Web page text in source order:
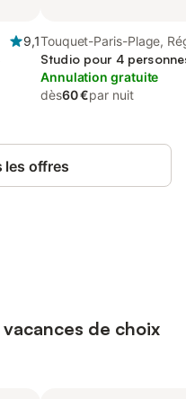
9,1Touquet-Paris-Plage,
Montreuil
Studio pour 4
Annulation gratuite
dès60 €par nuit
les offres
de choix